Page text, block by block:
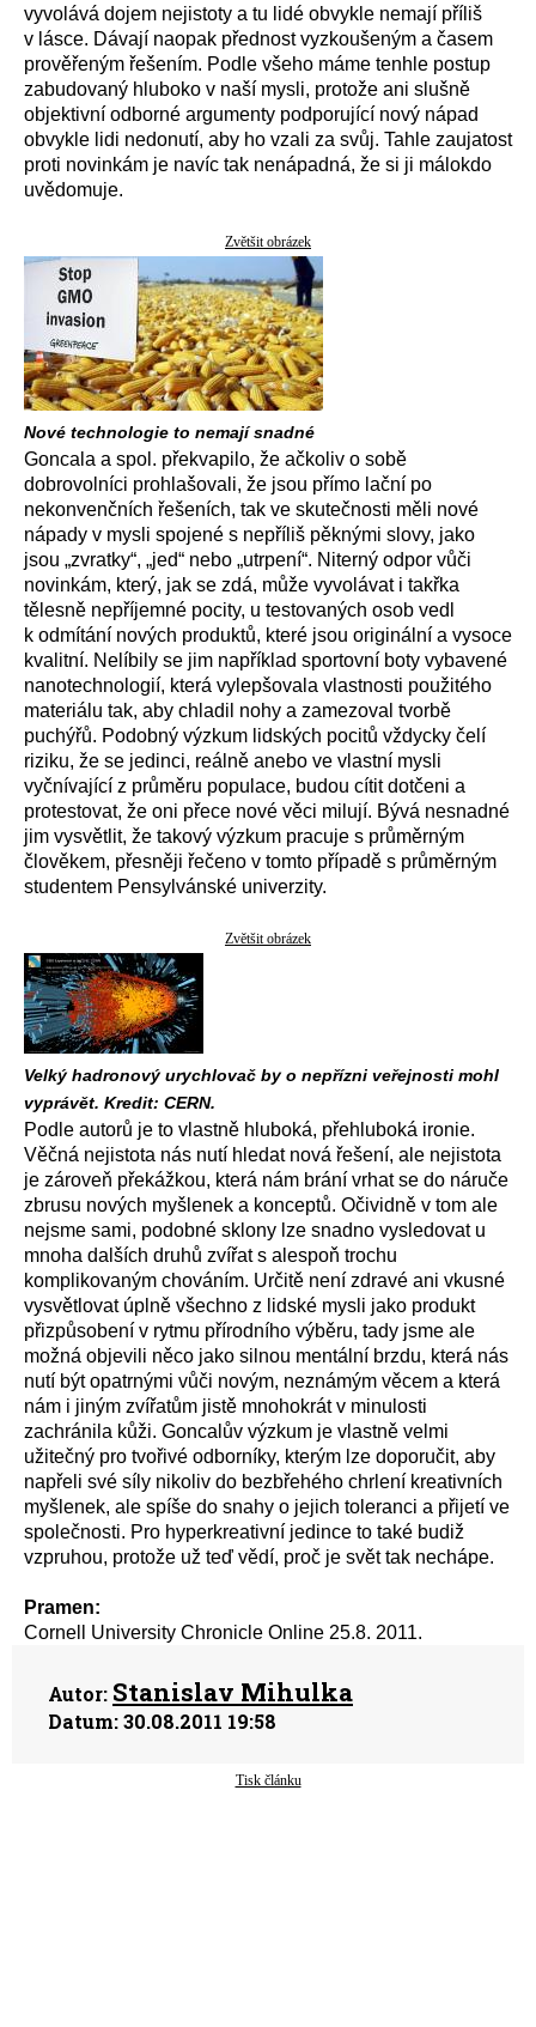
vyvolává dojem nejistoty a tu lidé obvykle nemají příliš
v lásce. Dávají naopak přednost vyzkoušeným a časem
prověřeným řešením. Podle všeho máme tenhle postup
zabudovaný hluboko v naší mysli, protože ani slušně
objektivní odborné argumenty podporující nový nápad
obvykle lidi nedonutí, aby ho vzali za svůj. Tahle zaujatost
proti novinkám je navíc tak nenápadná, že si ji málokdo
uvědomuje.
Zvětšit obrázek
Nové technologie to nemají snadné
Goncala a spol. překvapilo, že ačkoliv o sobě
dobrovolníci prohlašovali, že jsou přímo lační po
nekonvenčních řešeních, tak ve skutečnosti měli nové
nápady v mysli spojené s nepříliš pěknými slovy, jako
jsou „zvratky“, „jed“ nebo „utrpení“. Niterný odpor vůči
novinkám, který, jak se zdá, může vyvolávat i takřka
tělesně nepříjemné pocity, u testovaných osob vedl
k odmítání nových produktů, které jsou originální a vysoce
kvalitní. Nelíbily se jim například sportovní boty vybavené
nanotechnologií, která vylepšovala vlastnosti použitého
materiálu tak, aby chladil nohy a zamezoval tvorbě
puchýřů. Podobný výzkum lidských pocitů vždycky čelí
riziku, že se jedinci, reálně anebo ve vlastní mysli
vyčnívající z průměru populace, budou cítit dotčeni a
protestovat, že oni přece nové věci milují. Bývá nesnadné
jim vysvětlit, že takový výzkum pracuje s průměrným
člověkem, přesněji řečeno v tomto případě s průměrným
studentem Pensylvánské univerzity.
Zvětšit obrázek
Velký hadronový urychlovač by o nepřízni veřejnosti mohl
vyprávět. Kredit: CERN.
Podle autorů je to vlastně hluboká, přehluboká ironie.
Věčná nejistota nás nutí hledat nová řešení, ale nejistota
je zároveň překážkou, která nám brání vrhat se do náruče
zbrusu nových myšlenek a konceptů. Očividně v tom ale
nejsme sami, podobné sklony lze snadno vysledovat u
mnoha dalších druhů zvířat s alespoň trochu
komplikovaným chováním. Určitě není zdravé ani vkusné
vysvětlovat úplně všechno z lidské mysli jako produkt
přizpůsobení v rytmu přírodního výběru, tady jsme ale
možná objevili něco jako silnou mentální brzdu, která nás
nutí být opatrnými vůči novým, neznámým věcem a která
nám i jiným zvířatům jistě mnohokrát v minulosti
zachránila kůži. Goncalův výzkum je vlastně velmi
užitečný pro tvořivé odborníky, kterým lze doporučit, aby
napřeli své síly nikoliv do bezbřehého chrlení kreativních
myšlenek, ale spíše do snahy o jejich toleranci a přijetí ve
společnosti. Pro hyperkreativní jedince to také budiž
vzpruhou, protože už teď vědí, proč je svět tak nechápe.
Pramen:
Cornell University Chronicle Online 25.8. 2011.
Autor: Stanislav Mihulka
Datum:30.08.2011 19:58
Tisk článku